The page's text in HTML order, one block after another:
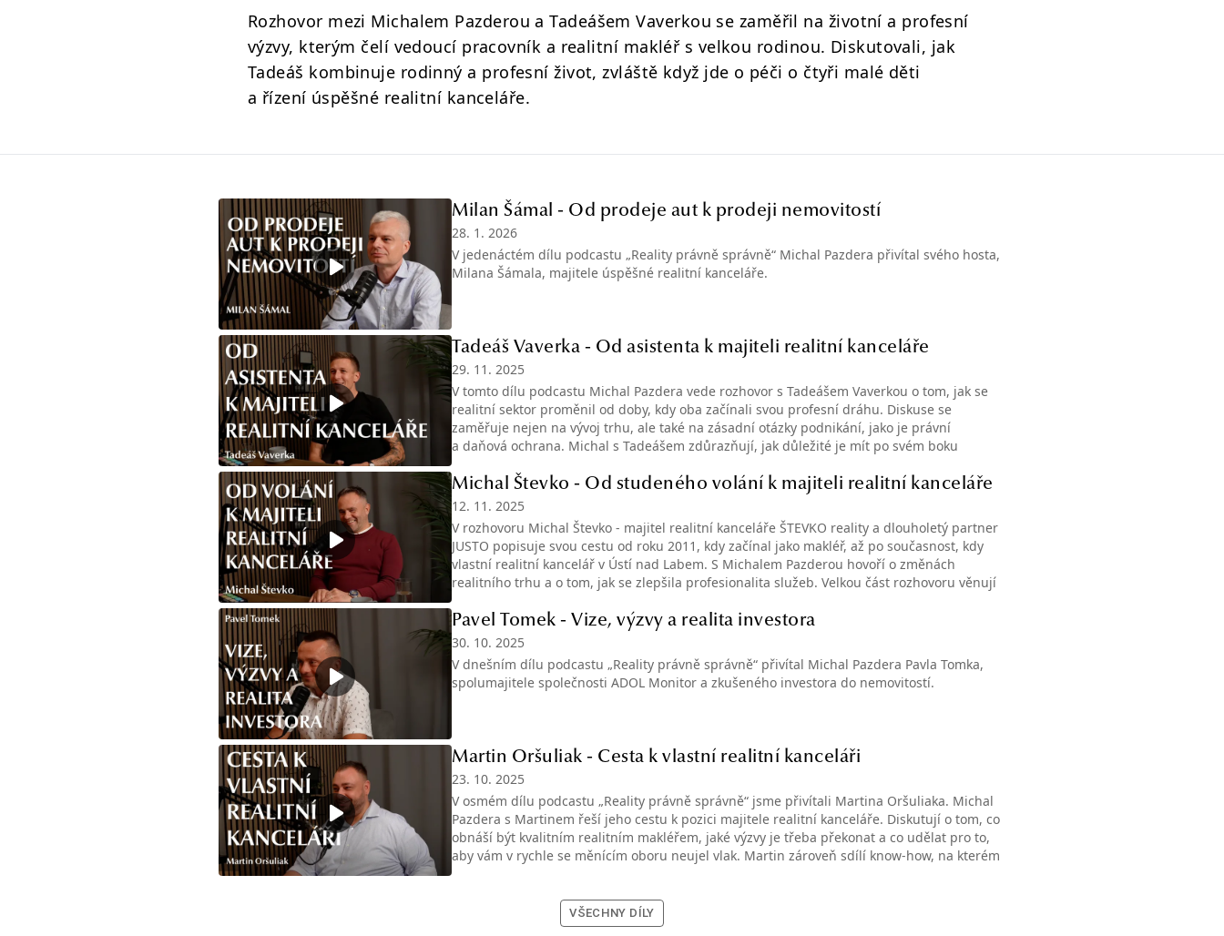
Rozhovor mezi Michalem Pazderou a Tadeášem Vaverkou se zaměřil na životní a profesní
výzvy, kterým čelí vedoucí pracovník a realitní makléř s velkou rodinou. Diskutovali, jak
Tadeáš kombinuje rodinný a profesní život, zvláště když jde o péči o čtyři malé děti
a řízení úspěšné realitní kanceláře.
Milan Šámal - Od prodeje aut k prodeji nemovitostí
28. 1. 2026
V jedenáctém dílu podcastu „Reality právně správně“ Michal Pazdera přivítal svého hosta,
Milana Šámala, majitele úspěšné realitní kanceláře.
Tadeáš Vaverka - Od asistenta k majiteli realitní kanceláře
29. 11. 2025
V tomto dílu podcastu Michal Pazdera vede rozhovor s Tadeášem Vaverkou o tom, jak se
realitní sektor proměnil od doby, kdy oba začínali svou profesní dráhu. Diskuse se
zaměřuje nejen na vývoj trhu, ale také na zásadní otázky podnikání, jako je právní
a daňová ochrana. Michal s Tadeášem zdůrazňují, jak důležité je mít po svém boku
před riziky. Tadeáš navíc otevřeně přiznává, že občas musí některé klienty odmítnout –
a vysvětluje, proč je tato schopnost klíčová pro dlouhodobý úspěch. Podrobnosti, zajímavé
zkušenosti i praktické rady se dozvíte přímo v podcastu.
Michal Števko - Od studeného volání k majiteli realitní kanceláře
12. 11. 2025
V rozhovoru Michal Števko - majitel realitní kanceláře ŠTEVKO reality a dlouholetý partner
JUSTO popisuje svou cestu od roku 2011, kdy začínal jako makléř, až po současnost, kdy
vlastní realitní kancelář v Ústí nad Labem. S Michalem Pazderou hovoří o změnách
realitního trhu a o tom, jak se zlepšila profesionalita služeb. Velkou část rozhovoru věnují
a pronájmů. Na závěr Michal sdílí své zkušenosti s vedením kanceláře a prozradí i své
plány do budoucna.
Pavel Tomek - Vize, výzvy a realita investora
30. 10. 2025
V dnešním dílu podcastu „Reality právně správně“ přivítal Michal Pazdera Pavla Tomka,
spolumajitele společnosti ADOL Monitor a zkušeného investora do nemovitostí.
Martin Oršuliak - Cesta k vlastní realitní kanceláři
23. 10. 2025
V osmém dílu podcastu „Reality právně správně“ jsme přivítali Martina Oršuliaka. Michal
Pazdera s Martinem řeší jeho cestu k pozici majitele realitní kanceláře. Diskutují o tom, co
obnáší být kvalitním realitním makléřem, jaké výzvy je třeba překonat a co udělat pro to,
aby vám v rychle se měnícím oboru neujel vlak. Martin zároveň sdílí know-how, na kterém
VŠECHNY DÍLY